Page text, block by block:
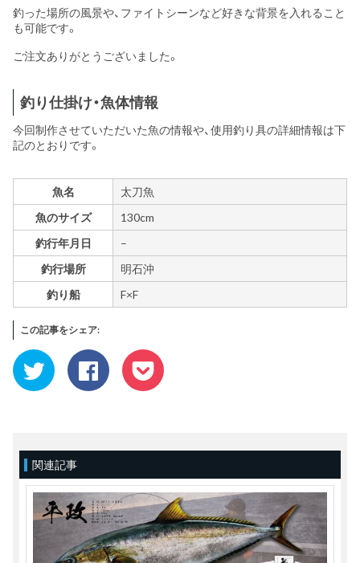
釣った場所の風景や、ファイトシーンなど好きな背景を入れること
も可能です。
ご注文ありがとうございました。
釣り仕掛け・魚体情報
今回制作させていただいた魚の情報や、使用釣り具の詳細情報は下
記のとおりです。
魚名
太刀魚
魚のサイズ
130cm
釣行年月日
–
釣行場所
明石沖
釣り船
F×F
この記事をシェア:
ク
リ
ッ
ク
有
(新
し
い
ウ
ィ
ン
ド
ウ
で
Facebook
で
共
有
リ
し
て
く
だ
さ
い
(新
し
い
ク
リ
ッ
ク
ェ
し
い
ウ
ィ
ン
ド
ウ
で
開
関連記事